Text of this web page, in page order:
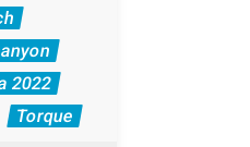
2022
Torque